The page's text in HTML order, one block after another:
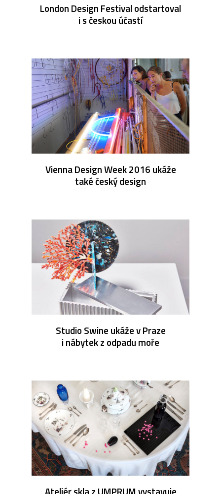
London Design Festival odstartoval
i s českou účastí
Vienna Design Week 2016 ukáže
také český design
Studio Swine ukáže v Praze
i nábytek z odpadu moře